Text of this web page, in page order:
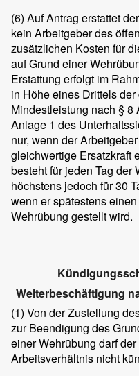
(6) Auf Antrag erstattet
kein Arbeitgeber des
zusätzlichen Kosten für
auf Grund einer
Erstattung erfolgt im
in Höhe eines Drittels
Mindestleistung nach § 8
Anlage 1 des
nur, wenn der
gleichwertige Ersatzkraft
besteht für jeden Tag der
höchstens jedoch für 30
wenn er spätestens
Wehrübung gestellt wird.
Weiterbeschäftigung
(1) Von der Zustellung
zur Beendigung des
einer Wehrübung darf
Arbeitsverhältnis nicht